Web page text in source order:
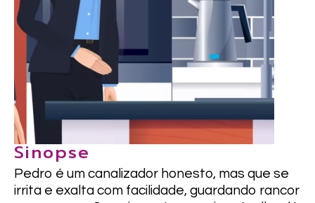
Sinopse
Pedro é um canalizador honesto, mas que se
irrita e exalta com facilidade, guardando rancor